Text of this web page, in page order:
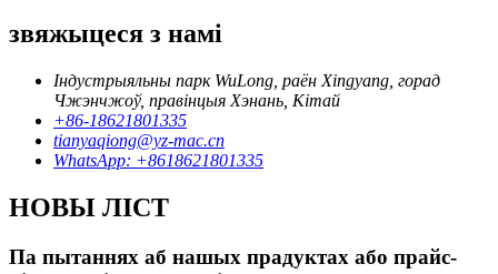
звяжыцеся з намі
Індустрыяльны парк WuLong, раён Xingyang, горад
Чжэнчжоў, правінцыя Хэнань, Кітай
+86-18621801335
tianyaqiong@yz-mac.cn
WhatsApp: +8618621801335
НОВЫ ЛІСТ
Па пытаннях аб нашых прадуктах або прайс-